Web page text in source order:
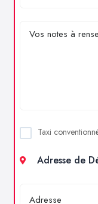
Taxi
Adresse de